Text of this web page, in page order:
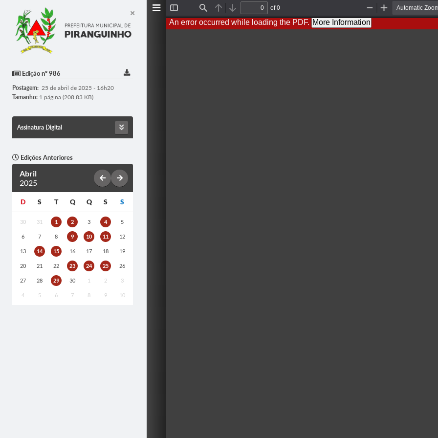
Edição nº 986
Postagem: 25 de abril de 2025 - 16h20
Tamanho: 1 página (208,83 KB)
Assinatura Digital
Edições Anteriores
Abril
2025
D S T Q Q S S
30 31 1 2 3 4 5
6 7 8 9 10 11 12
13 14 15 16 17 18 19
20 21 22 23 24 25 26
27 28 29 30 1 2 3
4 5 6 7 8 9 10
Sidebar
Find Previous
Next
of 0
Out
An error occurred while loading the PDF. More Information